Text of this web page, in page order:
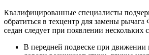
Квалифицированные специалисты
обратиться в техцентр для замены
седан следует при появлении нескольких
В передней подвеске при движении